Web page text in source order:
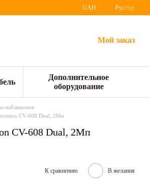
UAH РусУкр
Мой заказ
Дополнительное
оборудование
наблюдения
CV-608 Dual, 2Мп
CV-608 Dual, 2Мп
К сравнению В желания